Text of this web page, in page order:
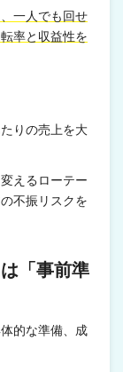
一人でも回せ
率と収益性を
りの売上を大
えるローテー
不振リスクを
「事前準
的な準備、成